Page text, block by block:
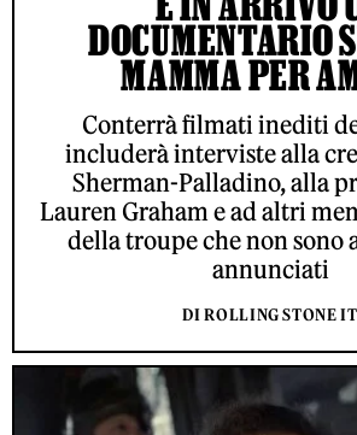
DOCUMENTARIO
MAMMA PER
Conterrà filmati inediti
includerà interviste alla
Sherman-Palladino, alla
Lauren Graham e ad altri
della troupe che non sono
annunciati
DI ROLLING STONE IT